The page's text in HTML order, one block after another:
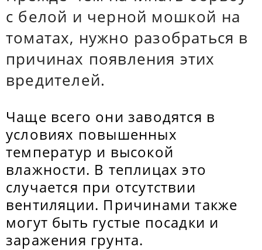
с белой и черной мошкой на
томатах, нужно разобраться в
причинах появления этих
вредителей.
Чаще всего они заводятся в
условиях повышенных
температур и высокой
влажности. В теплицах это
случается при отсутствии
вентиляции. Причинами также
могут быть густые посадки и
заражения грунта.